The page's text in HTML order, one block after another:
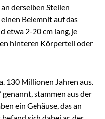
derselben Stellen
Belemnit auf das
etwa 2-20 cm lang, je
hinteren Körperteil oder
130 Millionen Jahren aus.
stammen aus der
ein Gehäuse, das an